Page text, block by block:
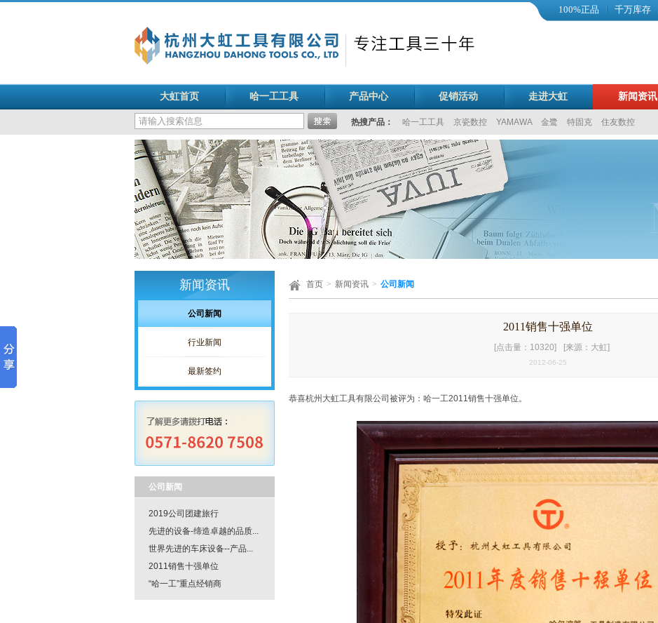
100%正品 千万库存
大虹首页 哈一工工具 产品中心 促销活动 走进大虹 新闻资讯
热搜产品： 哈一工工具 京瓷数控 YAMAWA 金鹭 特固克 住友数控
新闻资讯
公司新闻
行业新闻
最新签约
公司新闻
2019公司团建旅行
先进的设备-缔造卓越的品质...
世界先进的车床设备--产品...
2011销售十强单位
“哈一工”重点经销商
首页 > 新闻资讯 > 公司新闻
2011销售十强单位
[点击量：10320] [来源：大虹]
2012-06-25
恭喜杭州大虹工具有限公司被评为：哈一工2011销售十强单位。